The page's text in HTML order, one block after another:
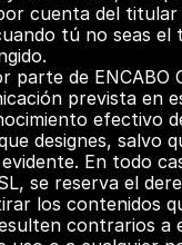
cuenta del titular
tú no seas el
parte de ENCABO
prevista en
efectivo
designes, salvo
En todo
se reserva el
los contenidos
contrarios a